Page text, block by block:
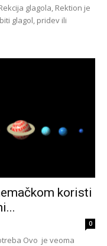
glagola, Rektion je
glagol, pridev ili
koristi
0
Ovo je veoma